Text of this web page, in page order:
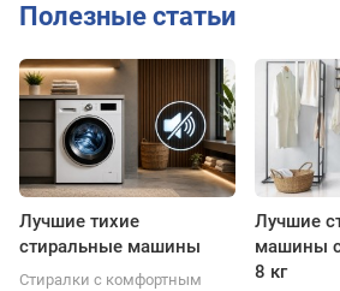
Полезные статьи
Лучшие тихие
стиральные машины
Стиралки с комфортным
Лучшие
машины с
8 кг